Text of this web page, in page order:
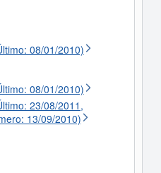
08/01/2010)
08/01/2010)
23/08/2011,
13/09/2010)